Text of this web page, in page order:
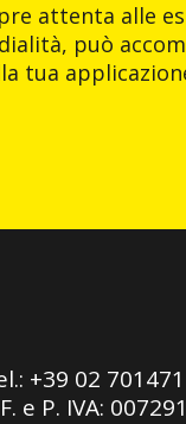
attenta alle
può
tua
+39 02 701471
e P. IVA: